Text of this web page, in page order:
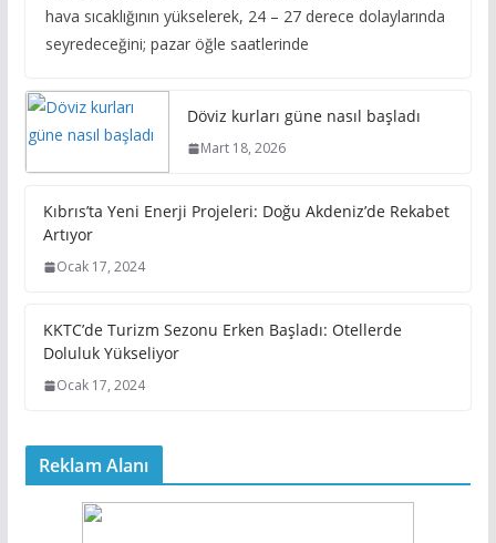
hava sıcaklığının yükselerek, 24 – 27 derece dolaylarında
seyredeceğini; pazar öğle saatlerinde
Döviz kurları güne nasıl başladı
Mart 18, 2026
Kıbrıs’ta Yeni Enerji Projeleri: Doğu Akdeniz’de Rekabet
Artıyor
Ocak 17, 2024
KKTC’de Turizm Sezonu Erken Başladı: Otellerde
Doluluk Yükseliyor
Ocak 17, 2024
Reklam Alanı